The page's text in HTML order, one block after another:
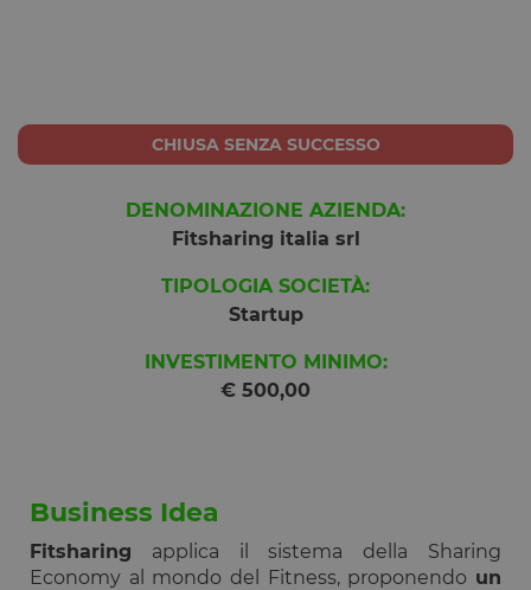
CHIUSA SENZA SUCCESSO
DENOMINAZIONE AZIENDA:
Fitsharing italia srl
TIPOLOGIA SOCIETÀ:
Startup
INVESTIMENTO MINIMO:
€ 500,00
Business Idea
Fitsharing applica il sistema della Sharing
Economy al mondo del Fitness, proponendo un